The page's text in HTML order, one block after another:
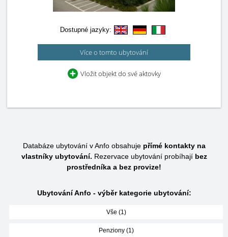
Dostupné jazyky:
Více o tomto ubytování
Vložit objekt do své aktovky
Databáze ubytování v Anfo obsahuje přímé kontakty na
vlastníky ubytování. Rezervace ubytování probíhají bez
prostředníka a bez provize!
Ubytování Anfo - výběr kategorie ubytování:
Vše (1)
Penziony (1)